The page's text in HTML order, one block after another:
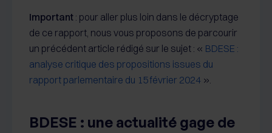
Important : pour aller plus loin dans le décryptage
de ce rapport, nous vous proposons de parcourir
un précédent article rédigé sur le sujet : « BDESE :
analyse critique des propositions issues du
rapport parlementaire du 15 février 2024 ».
BDESE : une actualité gage de